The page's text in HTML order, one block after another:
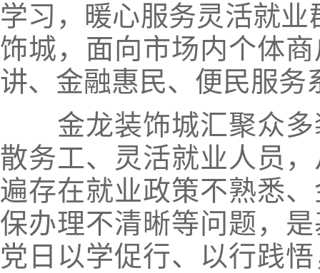
学习，暖心服务灵活就
饰城，面向市场内个体
讲、金融惠民、便民服务
金龙装饰城汇聚众多
散务工、灵活就业人员
遍存在就业政策不熟悉
保办理不清晰等问题，
党日以学促行、以行践